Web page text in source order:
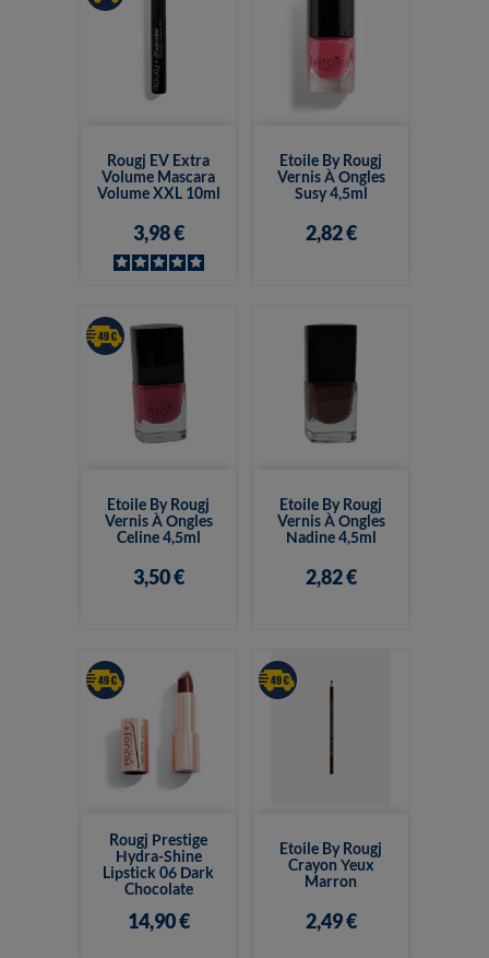
Rougj EV Extra
Volume Mascara
Volume XXL 10ml
3,98 €
Etoile By Rougj
Vernis À Ongles
Susy 4,5ml
2,82 €
Etoile By Rougj
Vernis À Ongles
Celine 4,5ml
3,50 €
Etoile By Rougj
Vernis À Ongles
Nadine 4,5ml
2,82 €
Rougj Prestige
Hydra-Shine
Lipstick 06 Dark
Chocolate
14,90 €
Etoile By Rougj
Crayon Yeux
Marron
2,49 €